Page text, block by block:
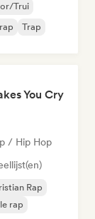
Trui
Trap
You Cry
/ Hip Hop
Rap
rap